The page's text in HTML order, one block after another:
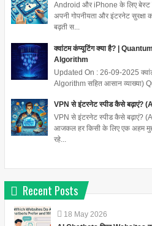
Android और iPhone के लिए
अपनी गोपनीयता और इंटरनेट
बढ़ती स...
क्वांटम कंप्यूटिंग क्या है? |
Algorithm
Updated On : 26-09-2025
Algorithm सहित आसान व्याख्या)
VPN से इंटरनेट स्पीड कैसे बढ़ाएं?
VPN से इंटरनेट स्पीड कैसे बढ़ाएं?
आजकल हर किसी के लिए एक अहम
रहे...
Recent Posts
18 May 2026